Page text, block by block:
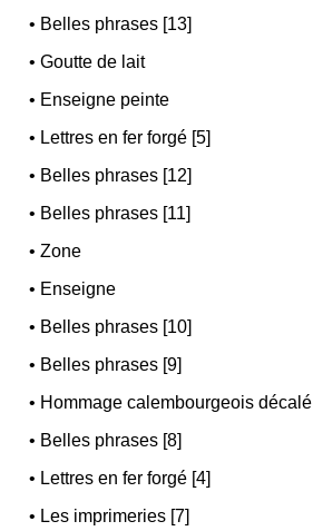
• Belles phrases [13]
•Goutte de lait
• Enseigne peinte
• Lettres en fer forgé [5]
• Belles phrases [12]
• Belles phrases [11]
•Zone
• Enseigne
• Belles phrases [10]
• Belles phrases [9]
• Hommage calembourgeois décalé
• Belles phrases [8]
• Lettres en fer forgé [4]
• Les imprimeries [7]